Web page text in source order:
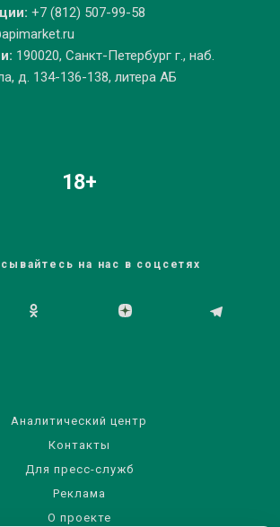
+7 (812) 507-99-58
190020, Санкт-Петербург г., наб.
д. 134-136-138, литера АБ
18+
на нас в соцсетях
Аналитический центр
Контакты
Для пресс-служб
Реклама
О проекте